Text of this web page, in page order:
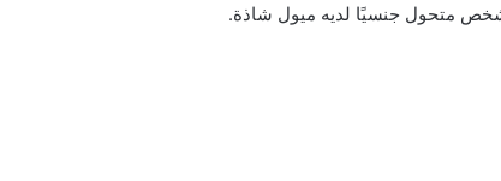
شخص متحول جنسيًا لديه ميول شاذة.